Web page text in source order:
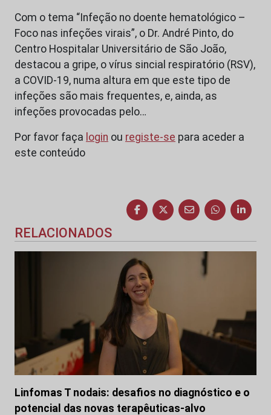
Com o tema “Infeção no doente hematológico –
Foco nas infeções virais”, o Dr. André Pinto, do
Centro Hospitalar Universitário de São João,
destacou a gripe, o vírus sincial respiratório (RSV),
a COVID-19, numa altura em que este tipo de
infeções são mais frequentes, e, ainda, as
infeções provocadas pelo…
Por favor faça login ou registe-se para aceder a
este conteúdo
RELACIONADOS
Linfomas T nodais: desafios no diagnóstico e o
potencial das novas terapêuticas-alvo